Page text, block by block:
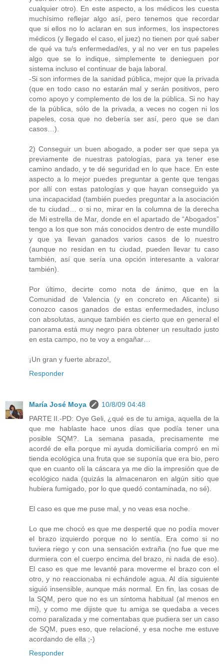
cualquier otro). En este aspecto, a los médicos les cuesta
muchísimo reflejar algo así, pero tenemos que recordar
que si ellos no lo aclaran en sus informes, los inspectores
médicos (y llegado el caso, el juez) no tienen por qué saber
de qué va tu/s enfermedad/es, y al no ver en tus papeles
algo que se lo indique, simplemente te denieguen por
sistema incluso el continuar de baja laboral.
-Si son informes de la sanidad pública, mejor que la privada
(que en todo caso no estarán mal y serán positivos, pero
como apoyo y complemento de los de la pública. Si no hay
de la pública, sólo de la privada, a veces no cogen ni los
papeles, cosa que no debería ser así, pero que se dan
casos…).
2) Conseguir un buen abogado, a poder ser que sepa ya
previamente de nuestras patologías, para ya tener ese
camino andado, y te dé seguridad en lo que hace. En este
aspecto a lo mejor puedes preguntar a gente que tengas
por allí con estas patologías y que hayan conseguido ya
una incapacidad (también puedes preguntar a la asociación
de tu ciudad… o si no, mirar en la columna de la derecha
de Mi estrella de Mar, donde en el apartado de “Abogados”
tengo a los que son más conocidos dentro de este mundillo
y que ya llevan ganados varios casos de lo nuestro
(aunque no residan en tu ciudad, pueden llevar tu caso
también, así que sería una opción interesante a valorar
también).
Por último, decirte como nota de ánimo, que en la
Comunidad de Valencia (y en concreto en Alicante) si
conozco casos ganados de estas enfermedades, incluso
con absolutas, aunque también es cierto que en general el
panorama está muy negro para obtener un resultado justo
en esta campo, no te voy a engañar…
¡Un gran y fuerte abrazo!,
Responder
María José Moya
10/8/09 04:48
PARTE II.-PD: Oye Geli, ¿qué es de tu amiga, aquella de la
que me hablaste hace unos días que podía tener una
posible SQM?. La semana pasada, precisamente me
acordé de ella porque mi ayuda domiciliaria compró en mi
tienda ecológica una fruta que se suponía que era bio, pero
que en cuanto olí la cáscara ya me dio la impresión que de
ecológico nada (quizás la almacenaron en algún sitio que
hubiera fumigado, por lo que quedó contaminada, no sé).
El caso es que me puse mal, y no veas esa noche.
Lo que me chocó es que me desperté que no podía mover
el brazo izquierdo porque no lo sentía. Era como si no
tuviera riego y con una sensación extraña (no fue que me
durmiera con el cuerpo encima del brazo, ni nada de eso).
El caso es que me levanté para moverme el brazo con el
otro, y no reaccionaba ni echándole agua. Al día siguiente
siguió insensible, aunque más normal. En fin, las cosas de
la SQM, pero que no es un síntoma habitual (al menos en
mi), y como me dijiste que tu amiga se quedaba a veces
como paralizada y me comentabas que pudiera ser un caso
de SQM, pues eso, que relacioné, y esa noche me estuve
acordando de ella ;-)
Responder